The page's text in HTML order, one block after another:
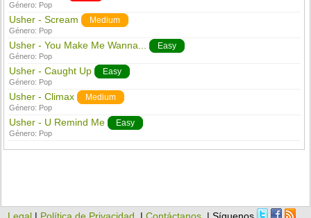
Género: Pop
Usher - Scream Medium
Género: Pop
Usher - You Make Me Wanna... Easy
Género: Pop
Usher - Caught Up Easy
Género: Pop
Usher - Climax Medium
Género: Pop
Usher - U Remind Me Easy
Género: Pop